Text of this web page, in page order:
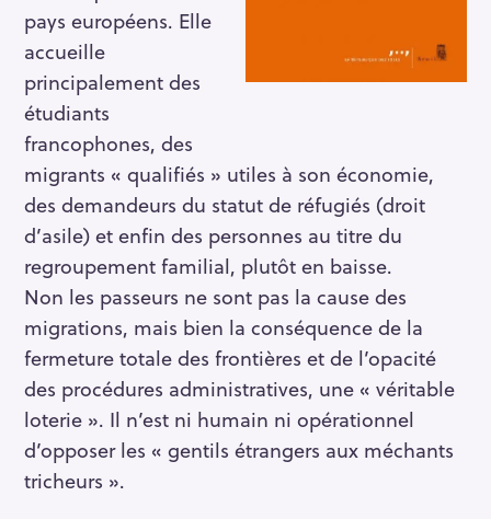
pays européens. Elle
accueille
principalement des
étudiants
francophones, des
migrants « qualifiés » utiles à son économie,
des demandeurs du statut de réfugiés (droit
d’asile) et enfin des personnes au titre du
regroupement familial, plutôt en baisse.
Non les passeurs ne sont pas la cause des
migrations, mais bien la conséquence de la
fermeture totale des frontières et de l’opacité
des procédures administratives, une « véritable
loterie ». Il n’est ni humain ni opérationnel
d’opposer les « gentils étrangers aux méchants
tricheurs ».